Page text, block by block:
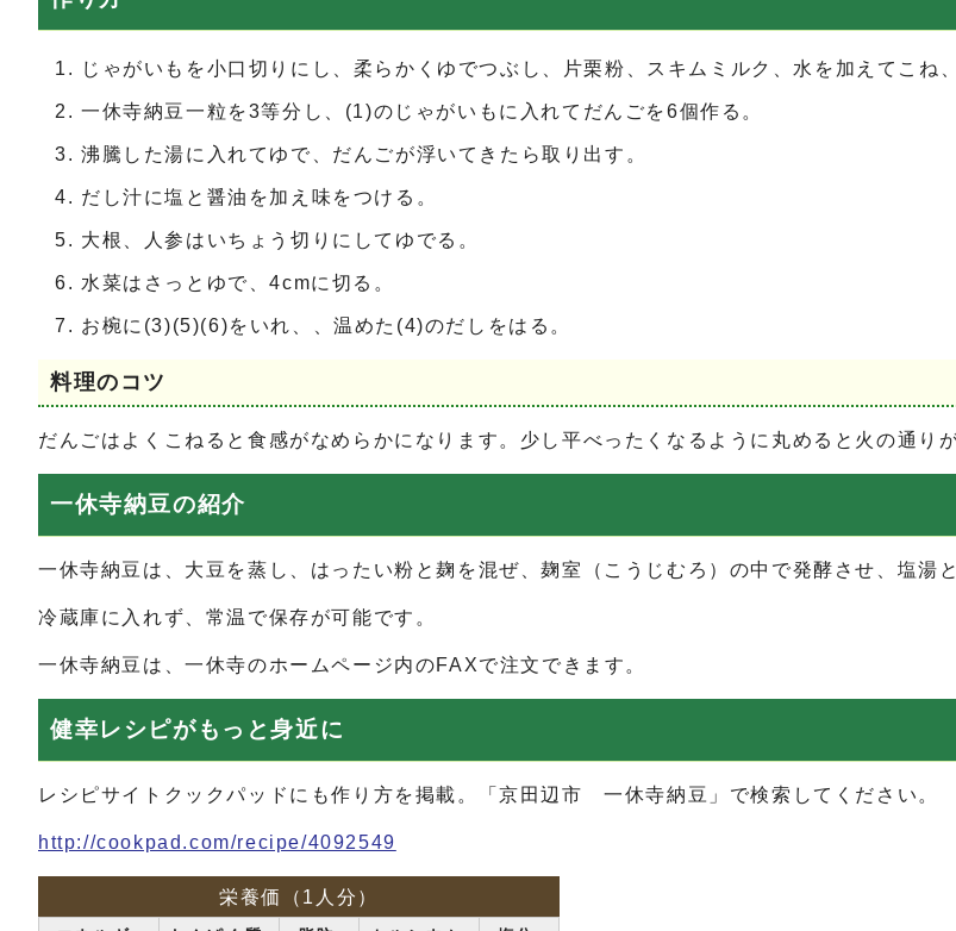
じゃがいもを小口切りにし、柔らかくゆでつぶし、片栗粉、スキムミルク、水を加えてこね
一休寺納豆一粒を3等分し、(1)のじゃがいもに入れてだんごを6個作る。
沸騰した湯に入れてゆで、だんごが浮いてきたら取り出す。
だし汁に塩と醤油を加え味をつける。
大根、人参はいちょう切りにしてゆでる。
水菜はさっとゆで、4cmに切る。
お椀に(3)(5)(6)をいれ、、温めた(4)のだしをはる。
料理のコツ
だんごはよくこねると食感がなめらかになります。少し平べったくなるように丸めると火の通り
一休寺納豆の紹介
一休寺納豆は、大豆を蒸し、はったい粉と麹を混ぜ、麹室（こうじむろ）の中で発酵させ、塩湯
冷蔵庫に入れず、常温で保存が可能です。
一休寺納豆は、一休寺のホームページ内のFAXで注文できます。
健幸レシピがもっと身近に
レシピサイトクックパッドにも作り方を掲載。「京田辺市 一休寺納豆」で検索してください。
http://cookpad.com/recipe/4092549
栄養価（1人分）